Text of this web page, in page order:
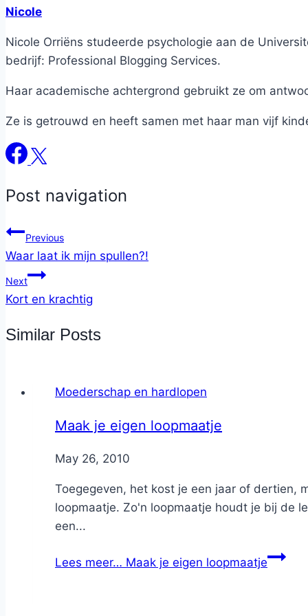
Nicole
Nicole Orriëns studeerde psychologie aan de
bedrijf: Professional Blogging Services.
Haar academische achtergrond gebruikt ze om
Ze is getrouwd en heeft samen met haar man vijf
Post navigation
Previous
Waar laat ik mijn spullen?!
Next
Kort en krachtig
Similar Posts
Moederschap en hardlopen
Maak je eigen loopmaatje
ByNicole
May 26, 2010
Toegegeven, het kost je een jaar of dertien,
loopmaatje. Zo'n loopmaatje houdt je bij de
een...
Lees meer… Maak je eigen loopmaatje